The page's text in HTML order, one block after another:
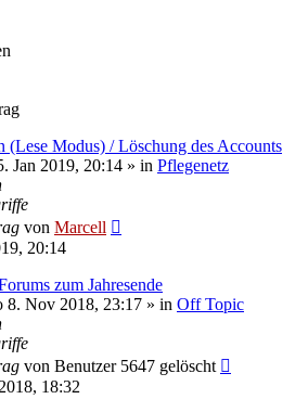
(Lese Modus) / Löschung des Accounts
Jan 2019, 20:14 » in Pflegenetz
von Marcell
20:14
zum Jahresende
8. Nov 2018, 23:17 » in Off Topic
von Benutzer 5647 gelöscht
18:32